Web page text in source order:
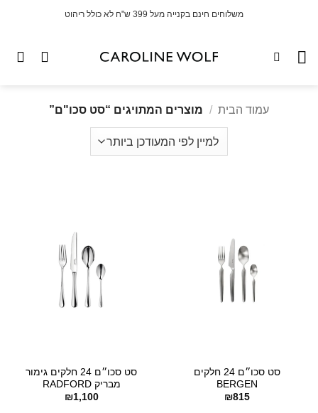
משלוחים חינם בקנייה מעל 399 ש"ח לא כולל ריהוט
עמוד הבית / מוצרים המתויגים “סט סכו"ם”
סט סכו״ם 24 חלקים
BERGEN
₪815
סט סכו״ם 24 חלקים גימור
מבריק RADFORD
₪1,100